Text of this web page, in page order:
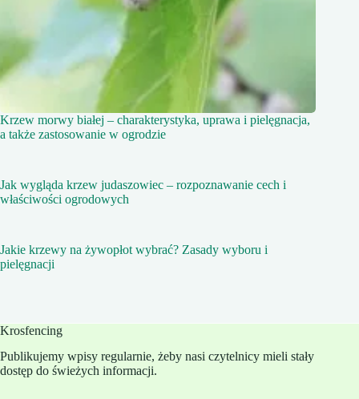
Krzew morwy białej – charakterystyka, uprawa i pielęgnacja,
a także zastosowanie w ogrodzie
Jak wygląda krzew judaszowiec – rozpoznawanie cech i
właściwości ogrodowych
Jakie krzewy na żywopłot wybrać? Zasady wyboru i
pielęgnacji
Krosfencing
Publikujemy wpisy regularnie, żeby nasi czytelnicy mieli stały
dostęp do świeżych informacji.